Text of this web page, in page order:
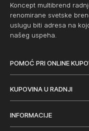
Koncept multibrend
renomirane svetske
uslugu biti adresa na
našeg uspeha.
POMOĆ PRI ONLINE
KUPOVINA U RADNJI
INFORMACIJE